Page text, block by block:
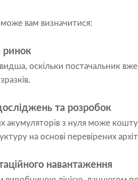
вам визначитися:
оскільки постачальник
та розробок
акумуляторів з нуля може
на основі перевірених
навантаження